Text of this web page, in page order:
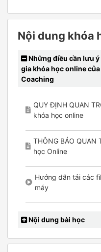
Nội dung khóa
Những điều cần lưu ý
gia khóa học online của
Coaching
QUY ĐỊNH QUAN
khóa học online
THÔNG BÁO QUAN
học Online
Hướng dẫn tải các
máy
Nội dung bài học